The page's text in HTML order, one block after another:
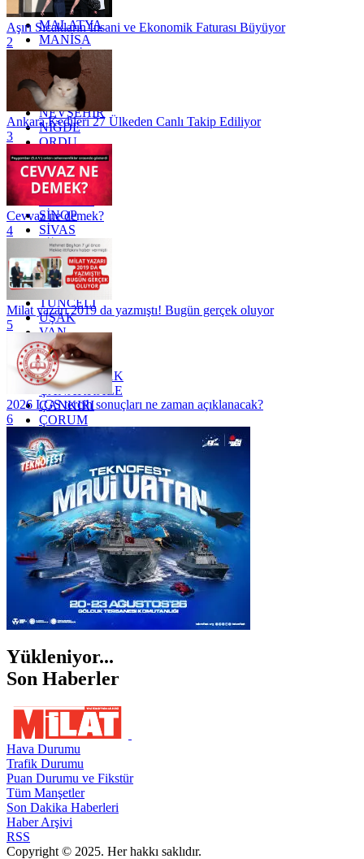
KİLİS
MALATYA
MANİSA
MARDİN
MERSİN
MUĞLA
MUŞ
NEVŞEHİR
NİĞDE
ORDU
OSMANİYE
RİZE
SAKARYA
SAMSUN
SİNOP
SİVAS
SİİRT
TEKİRDAĞ
TOKAT
TRABZON
TUNCELİ
UŞAK
VAN
YALOVA
YOZGAT
ZONGULDAK
ÇANAKKALE
ÇANKIRI
ÇORUM
İSTANBUL
İZMİR
ŞANLIURFA
ŞIRNAK
Aşırı Sıcakların İnsani ve Ekonomik Faturası Büyüyor
2
Ankara Kedileri 27 Ülkeden Canlı Takip Ediliyor
3
Cevvaz ne demek?
4
Milat yazarı 2019 da yazmıştı! Bugün gerçek oluyor
5
2026 LGS tercih sonuçları ne zaman açıklanacak?
6
Yükleniyor...
Son Haberler
Hava Durumu
Trafik Durumu
Puan Durumu ve Fikstür
Tüm Manşetler
Son Dakika Haberleri
Haber Arşivi
RSS
Copyright © 2025. Her hakkı saklıdır.